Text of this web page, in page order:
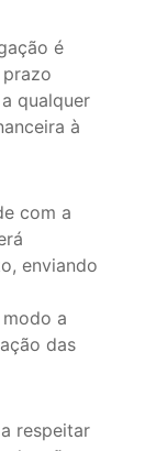
é
qualquer
à
com a
enviando
a
das
respeitar